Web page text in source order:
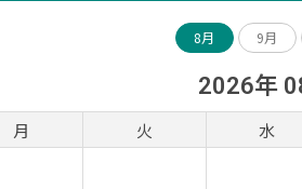
8月 9月
2026年
月 火 水